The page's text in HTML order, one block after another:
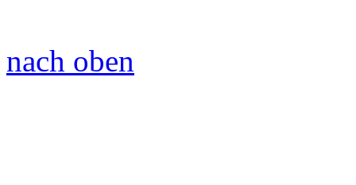
nach oben